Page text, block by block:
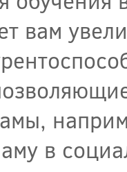
вам
в